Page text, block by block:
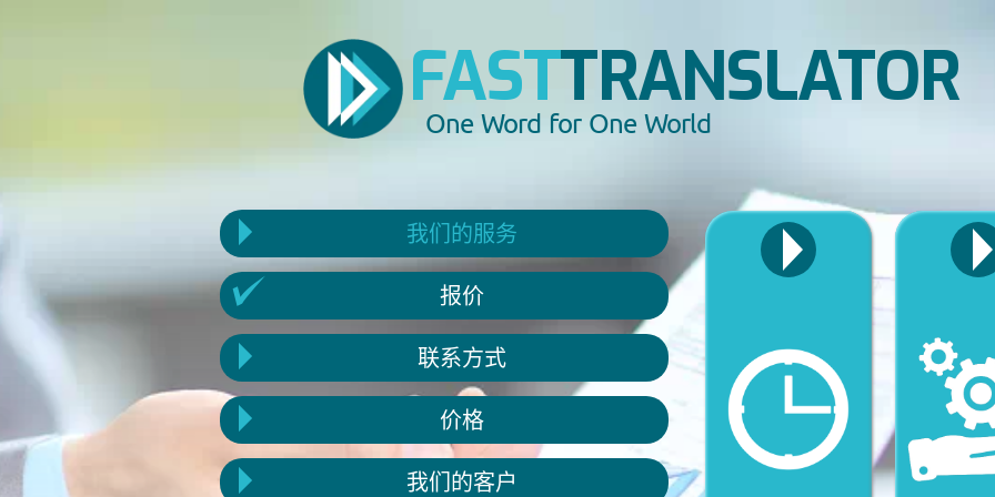
1 2 3
5
6
FASTTRANSLATOR
One Word for One World
1
4
5
FASTTRANSLATOR
One Word for One World
我们的服务 我们的服务
报价
联系方式 联系方式
价格
我们的客户 我们的客户